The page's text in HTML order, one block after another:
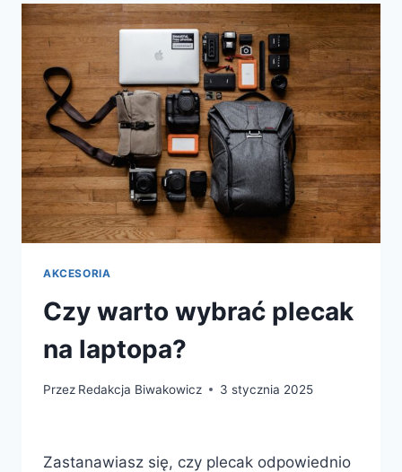
AKCESORIA
Czy warto wybrać plecak
na laptopa?
Przez Redakcja Biwakowicz 3 stycznia 2025
Zastanawiasz się, czy plecak odpowiednio